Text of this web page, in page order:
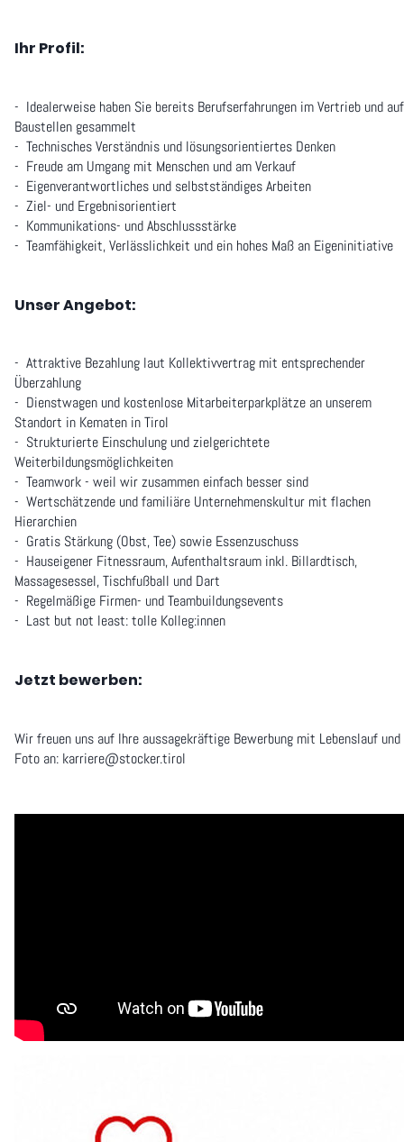
Ihr Profil:
- Idealerweise haben Sie bereits Berufserfahrungen im Vertrieb und auf
Baustellen gesammelt
- Technisches Verständnis und lösungsorientiertes Denken
- Freude am Umgang mit Menschen und am Verkauf
- Eigenverantwortliches und selbstständiges Arbeiten
- Ziel- und Ergebnisorientiert
- Kommunikations- und Abschlussstärke
- Teamfähigkeit, Verlässlichkeit und ein hohes Maß an Eigeninitiative
Unser Angebot:
- Attraktive Bezahlung laut Kollektivvertrag mit entsprechender
Überzahlung
- Dienstwagen und kostenlose Mitarbeiterparkplätze an unserem
Standort in Kematen in Tirol
- Strukturierte Einschulung und zielgerichtete
Weiterbildungsmöglichkeiten
- Teamwork - weil wir zusammen einfach besser sind
- Wertschätzende und familiäre Unternehmenskultur mit flachen
Hierarchien
- Gratis Stärkung (Obst, Tee) sowie Essenzuschuss
- Hauseigener Fitnessraum, Aufenthaltsraum inkl. Billardtisch,
Massagesessel, Tischfußball und Dart
- Regelmäßige Firmen- und Teambuildungsevents
- Last but not least: tolle Kolleg:innen
Jetzt bewerben:
Wir freuen uns auf Ihre aussagekräftige Bewerbung mit Lebenslauf und
Foto an: karriere@stocker.tirol